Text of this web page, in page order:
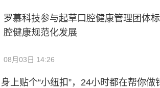
罗慕科技参与起草口腔健康管理团体
腔健康规范化发展
08月03日 14:26
身上贴个“小纽扣”，24小时都在帮你